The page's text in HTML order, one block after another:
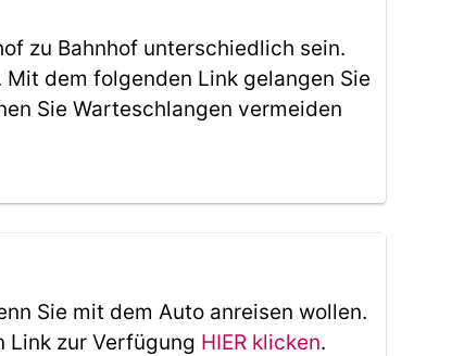
zu Bahnhof unterschiedlich sein.
dem folgenden Link gelangen Sie
Sie Warteschlangen vermeiden
Sie mit dem Auto anreisen wollen.
Link zur Verfügung HIER klicken.